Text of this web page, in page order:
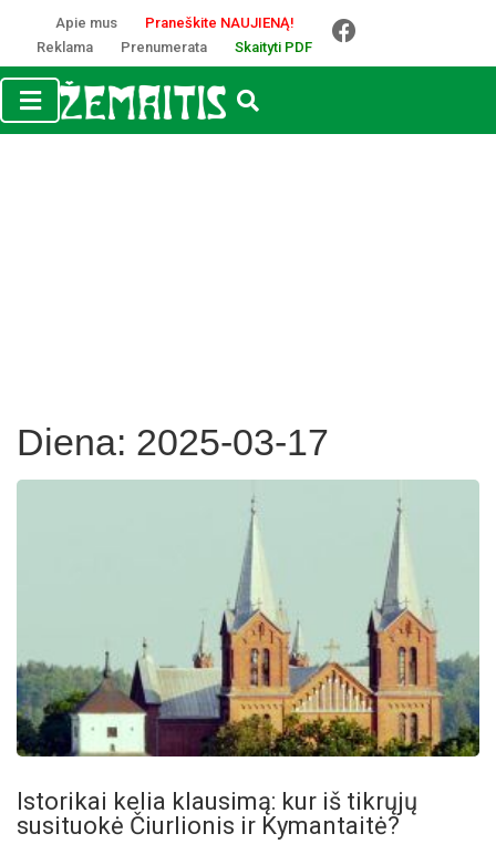
Apie mus
Praneškite NAUJIENĄ!
Reklama
Prenumerata Skaityti PDF
Diena: 2025-03-17
Istorikai kelia klausimą: kur iš tikrųjų
susituokė Čiurlionis ir Kymantaitė?